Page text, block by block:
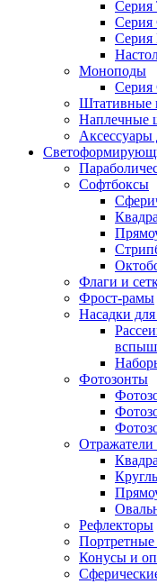
Серия
Серия
Серия
Моноподы
Серия
Штативные
Наплечные
Софтбоксы
Флаги и
Фрост-рамы
Насадки
Фотозонты
Рефлекторы
Портретные
Конусы и